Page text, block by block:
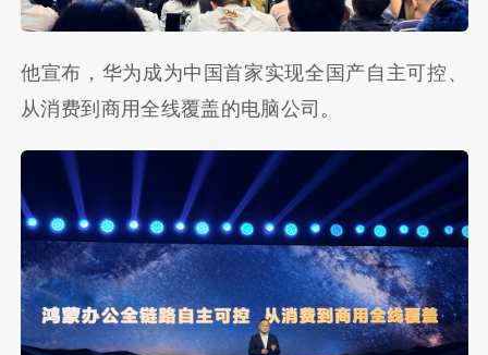
他宣布，华为成为中国首家实现全国产自主可控、
从消费到商用全线覆盖的电脑公司。